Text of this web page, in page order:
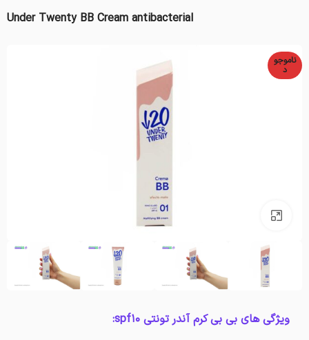
Under Twenty BB Cream antibacterial
ناموجو
د
ویژگی های بی بی کرم آندر تونتی spf10: